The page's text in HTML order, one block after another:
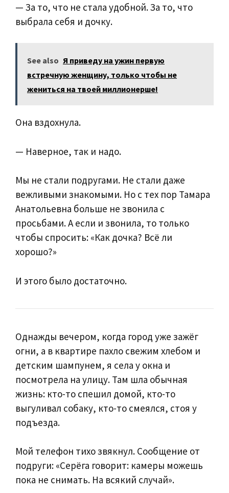
— За то, что не стала удобной. За то, что
выбрала себя и дочку.
See also Я приведу на ужин первую
встречную женщину, только чтобы не
жениться на твоей миллионерше!
Она вздохнула.
— Наверное, так и надо.
Мы не стали подругами. Не стали даже
вежливыми знакомыми. Но с тех пор Тамара
Анатольевна больше не звонила с
просьбами. А если и звонила, то только
чтобы спросить: «Как дочка? Всё ли
хорошо?»
И этого было достаточно.
Однажды вечером, когда город уже зажёг
огни, а в квартире пахло свежим хлебом и
детским шампунем, я села у окна и
посмотрела на улицу. Там шла обычная
жизнь: кто-то спешил домой, кто-то
выгуливал собаку, кто-то смеялся, стоя у
подъезда.
Мой телефон тихо звякнул. Сообщение от
подруги: «Серёга говорит: камеры можешь
пока не снимать. На всякий случай».